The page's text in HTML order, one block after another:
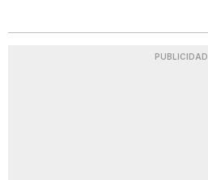
PUBLICIDAD